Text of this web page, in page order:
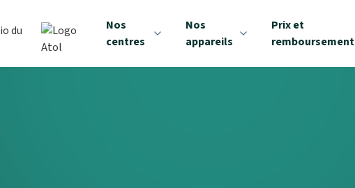
Nos
centres
Nos
appareils
Prix et
remboursement